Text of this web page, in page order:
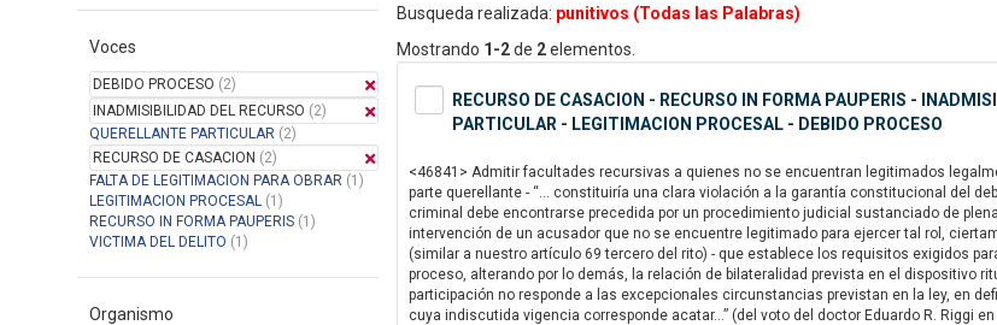
Voces
DEBIDO PROCESO (2)
INADMISIBILIDAD DEL RECURSO (2)
QUERELLANTE PARTICULAR (2)
RECURSO DE CASACION (2)
FALTA DE LEGITIMACION PARA OBRAR (1)
LEGITIMACION PROCESAL (1)
RECURSO IN FORMA PAUPERIS (1)
VICTIMA DEL DELITO (1)
Organismo
Busqueda realizada: punitivos (Todas las Palabras)
Mostrando 1-2de 2elementos.
RECURSO DE CASACION - RECURSO IN FORMA PAUPERIS -
PARTICULAR - LEGITIMACION PROCESAL - DEBIDO PROCESO
<46841> Admitir facultades recursivas a quienes no se encuentran legitimados
parte querellante - “... constituiría una clara violación a la garantía constitucional del
criminal debe encontrarse precedida por un procedimiento judicial sustanciado de
intervención de un acusador que no se encuentre legitimado para ejercer tal rol,
(similar a nuestro artículo 69 tercero del rito) - que establece los requisitos exigidos
proceso, alterando por lo demás, la relación de bilateralidad prevista en el dispositivo
participación no responde a las excepcionales circunstancias previstan en la ley, en
cuya indiscutida vigencia corresponde acatar...” (del voto del doctor Eduardo R. Riggi